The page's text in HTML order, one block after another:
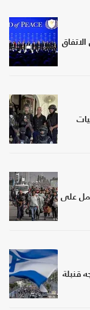
على
قنبلة